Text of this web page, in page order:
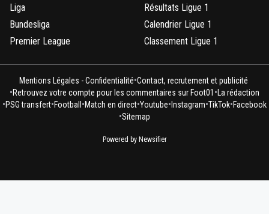
Liga
Bundesliga
Premier League
Résultats Ligue 1
Calendrier Ligue 1
Classement Ligue 1
Mentions Légales - Confidentialité•Contact, recrutement et publicité
•Retrouvez votre compte pour les commentaires sur Foot01 • La rédaction
•PSG transfert•Football •Match en direct•Youtube• Instagram•TikTok•Facebook
•Sitemap
Powered by Newsifier